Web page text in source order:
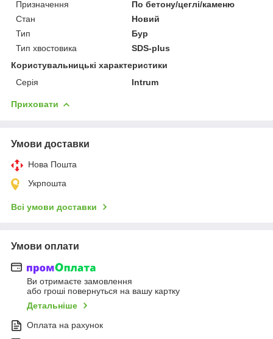
Призначення
По бетону/цеглі/каменю
Стан
Новий
Тип
Бур
Тип хвостовика
SDS-plus
Користувальницькі характеристики
Серія
Intrum
Приховати
Умови доставки
Нова Пошта
Укрпошта
Всі умови доставки
Умови оплати
Ви отримаєте замовлення
або гроші повернуться на вашу картку
Детальніше
Оплата на рахунок